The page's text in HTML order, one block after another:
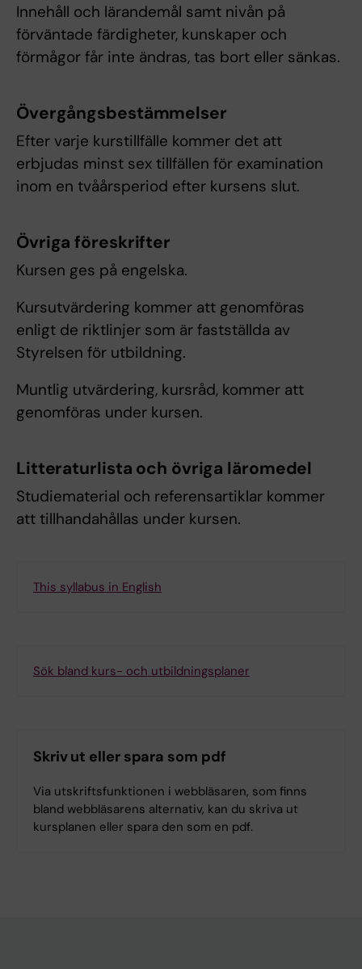
Innehåll och lärandemål samt nivån på
förväntade färdigheter, kunskaper och
förmågor får inte ändras, tas bort eller sänkas.
Övergångsbestämmelser
Efter varje kurstillfälle kommer det att
erbjudas minst sex tillfällen för examination
inom en tvåårsperiod efter kursens slut.
Övriga föreskrifter
Kursen ges på engelska.
Kursutvärdering kommer att genomföras
enligt de riktlinjer som är fastställda av
Styrelsen för utbildning.
Muntlig utvärdering, kursråd, kommer att
genomföras under kursen.
Litteraturlista och övriga läromedel
Studiematerial och referensartiklar kommer
att tillhandahållas under kursen.
This syllabus in English
Sök bland kurs- och utbildningsplaner
Skriv ut eller spara som pdf
Via utskriftsfunktionen i webbläsaren, som finns
bland webbläsarens alternativ, kan du skriva ut
kursplanen eller spara den som en pdf.